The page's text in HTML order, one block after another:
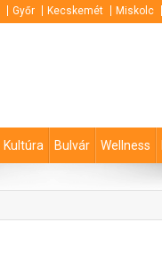
Győr Kecskemét Miskolc
Kultúra Bulvár Wellness